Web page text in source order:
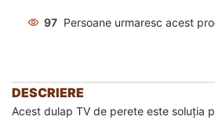
97 Persoane urmaresc acest
DESCRIERE
Acest dulap TV de perete este soluția